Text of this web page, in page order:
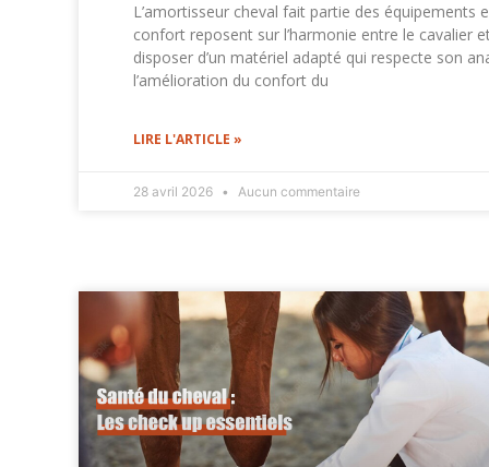
L’amortisseur cheval fait partie des
confort reposent sur l’harmonie entre le cavalier
disposer d’un matériel adapté qui respecte son
l’amélioration du confort du
LIRE L'ARTICLE »
28 avril 2026 Aucun commentaire